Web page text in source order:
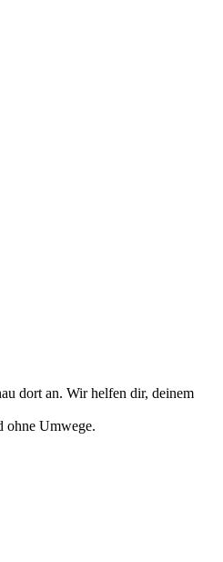
dort an. Wir helfen dir, deinem
ohne Umwege.